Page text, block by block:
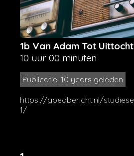
1b Van Adam Tot Uittocht
10 uur 00 minuten
Publicatie: 10 years geleden
https://goedbericht.nl/
1/